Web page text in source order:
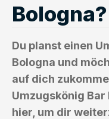
Bologna?
Du planst einen
Bologna und
auf dich
Umzugskönig Bar
hier, um dir